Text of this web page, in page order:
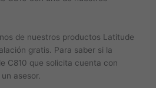
de nuestros productos Latitude
gratis. Para saber si la
C810 que solicita cuenta con
asesor.